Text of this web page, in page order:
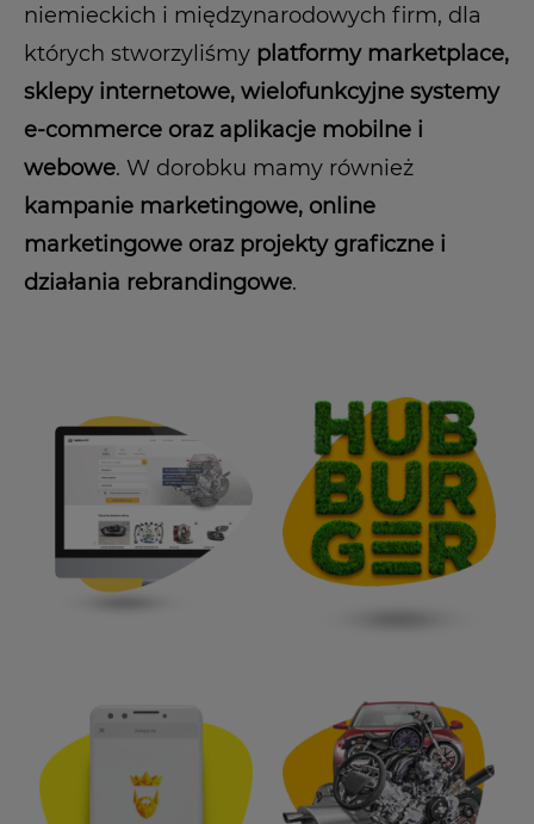
niemieckich i międzynarodowych firm, dla
których stworzyliśmy platformy marketplace,
sklepy internetowe, wielofunkcyjne systemy
e-commerce oraz aplikacje mobilne i
webowe. W dorobku mamy również
kampanie marketingowe, online
marketingowe oraz projekty graficzne i
działania rebrandingowe.